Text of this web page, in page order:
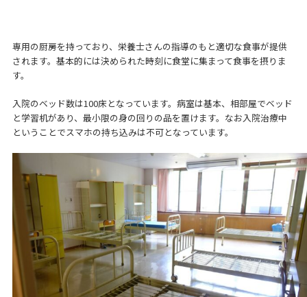
専用の厨房を持っており、栄養士さんの指導のもと適切な食事が提供
されます。基本的には決められた時刻に食堂に集まって食事を摂りま
す。
入院のベッド数は100床となっています。病室は基本、相部屋でベッド
と学習机があり、最小限の身の回りの品を置けます。なお入院治療中
ということでスマホの持ち込みは不可となっています。